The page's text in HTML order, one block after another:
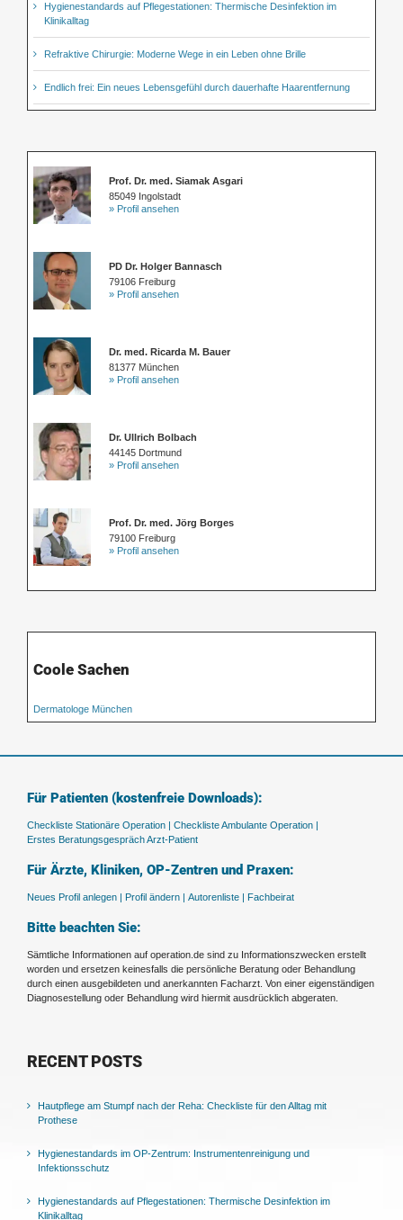
Hygienestandards auf Pflegestationen: Thermische Desinfektion im
Klinikalltag
Refraktive Chirurgie: Moderne Wege in ein Leben ohne Brille
Endlich frei: Ein neues Lebensgefühl durch dauerhafte Haarentfernung
Prof. Dr. med. Siamak Asgari
85049 Ingolstadt
» Profil ansehen
PD Dr. Holger Bannasch
79106 Freiburg
» Profil ansehen
Dr. med. Ricarda M. Bauer
81377 München
» Profil ansehen
Dr. Ullrich Bolbach
44145 Dortmund
» Profil ansehen
Prof. Dr. med. Jörg Borges
79100 Freiburg
» Profil ansehen
Coole Sachen
Dermatologe München
Für Patienten (kostenfreie Downloads):
Checkliste Stationäre Operation | Checkliste Ambulante Operation |
Erstes Beratungsgespräch Arzt-Patient
Für Ärzte, Kliniken, OP-Zentren und Praxen:
Neues Profil anlegen | Profil ändern | Autorenliste | Fachbeirat
Bitte beachten Sie:
Sämtliche Informationen auf operation.de sind zu Informationszwecken erstellt
worden und ersetzen keinesfalls die persönliche Beratung oder Behandlung
durch einen ausgebildeten und anerkannten Facharzt. Von einer eigenständigen
Diagnosestellung oder Behandlung wird hiermit ausdrücklich abgeraten.
RECENT POSTS
Hautpflege am Stumpf nach der Reha: Checkliste für den Alltag mit
Prothese
Hygienestandards im OP-Zentrum: Instrumentenreinigung und
Infektionsschutz
Hygienestandards auf Pflegestationen: Thermische Desinfektion im
Klinikalltag